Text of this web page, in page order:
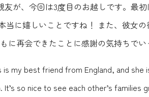
が、今回は3度目のお越しです。最
に嬉しいことですね！ また、彼女
再会できたことに感謝の気持ちで
my best friend from England, and
so nice to see each other’s families